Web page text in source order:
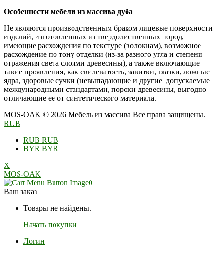
Особенности мебели из массива дуба
Не являются производственным браком лицевые поверхности
изделий, изготовленных из твердолиственных пород,
имеющие расхождения по текстуре (волокнам), возможное
расхождение по тону отделки (из-за разного угла и степени
отражения света слоями древесины), а также включающие
такие проявления, как свилеватость, завитки, глазки, ложные
ядра, здоровые сучки (невыпадающие и другие, допускаемые
международными стандартами, пороки древесины, выгодно
отличающие ее от синтетического материала.
MOS-OAK © 2026 Мебель из массива Все права защищены. |
RUB
RUB RUB
BYR BYR
X
MOS-OAK
0
Ваш заказ
Товары не найдены.
Начать покупки
Логин